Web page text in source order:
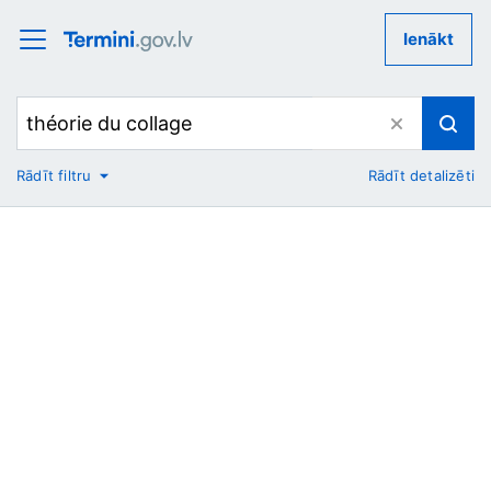
Ienākt
No
Rādīt filtru Rādīt detalizēti